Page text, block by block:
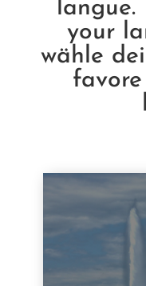
langue.
your
wähle